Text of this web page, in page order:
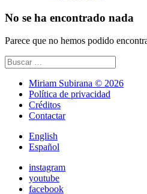
No se ha encontrado nada
Parece que no hemos podido
Buscar:
Miriam Subirana © 2026
Política de privacidad
Créditos
Contactar
English
Español
instagram
youtube
facebook